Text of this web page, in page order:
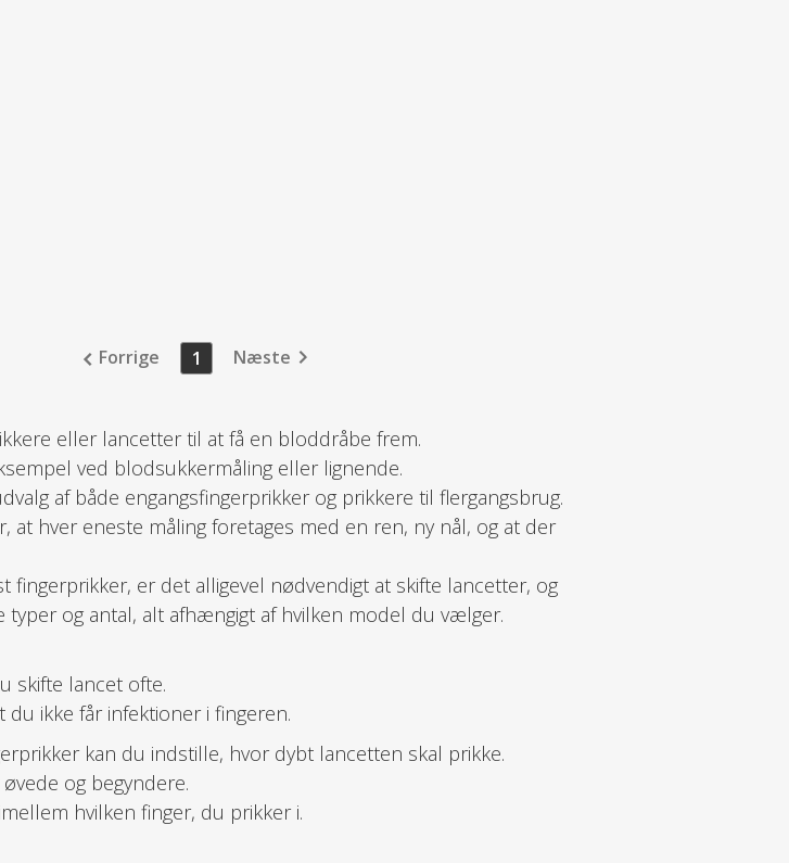
Forrige 1 Næste
eller lancetter til at få en bloddråbe frem.
ved blodsukkermåling eller lignende.
af både engangsfingerprikker og prikkere til flergangsbrug.
at hver eneste måling foretages med en ren, ny nål, og at der
fingerprikker, er det alligevel nødvendigt at skifte lancetter, og
typer og antal, alt afhængigt af hvilken model du vælger.
skifte lancet ofte.
du ikke får infektioner i fingeren.
kan du indstille, hvor dybt lancetten skal prikke.
og begyndere.
hvilken finger, du prikker i.